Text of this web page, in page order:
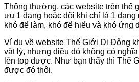
Thông thường, các website trên thế
ưu 1 dạng hoặc đôi khi chỉ là 1
khó để làm, khó để hiểu và khó ứng
Ví dụ về website Thế Giới Di Động
vật lý, nhưng điều đó không có
lên top được. Như bạn thấy thì Thế
được đó thôi.